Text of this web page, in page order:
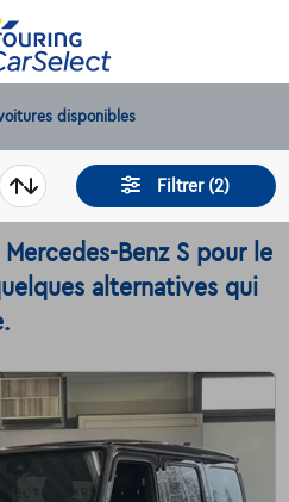
disponibles
Filtrer (2)
Benz S pour le
alternatives qui